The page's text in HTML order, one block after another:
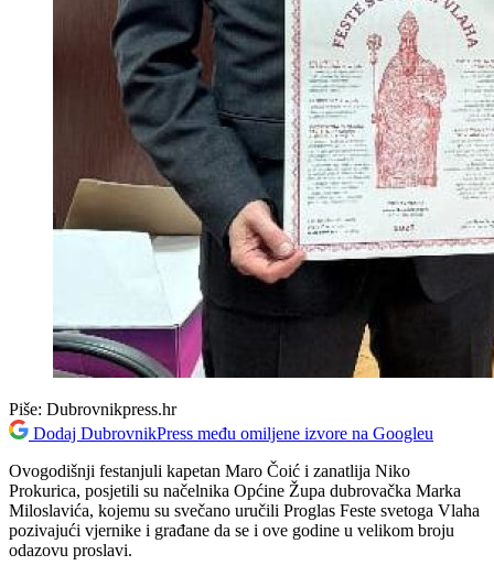
Piše: Dubrovnikpress.hr
Dodaj DubrovnikPress među omiljene izvore na Googleu
Ovogodišnji festanjuli kapetan Maro Čoić i zanatlija Niko
Prokurica, posjetili su načelnika Općine Župa dubrovačka Marka
Miloslavića, kojemu su svečano uručili Proglas Feste svetoga Vlaha
pozivajući vjernike i građane da se i ove godine u velikom broju
odazovu proslavi.